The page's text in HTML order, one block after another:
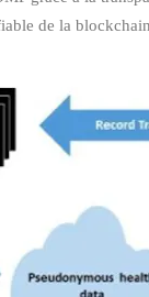
de la